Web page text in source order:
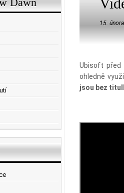
15.
Ubisoft před
ohledně
jsou bez